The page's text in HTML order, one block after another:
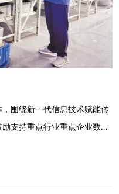
围绕新一代信息技术赋能传
支持重点行业重点企业数字